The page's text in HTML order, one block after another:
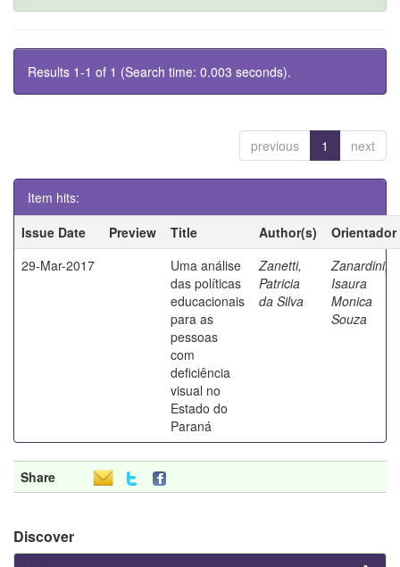
Results 1-1 of 1 (Search time: 0.003 seconds).
previous 1 next
Item hits:
Issue Date
Preview Title Author(s)
Orientador
29-Mar-2017
Uma análise
das políticas
educacionais
para as
pessoas
com
deficiência
visual no
Estado do
Paraná
Zanetti,
Patricia
da Silva
Zanardini,
Isaura
Monica
Souza
Share
Discover